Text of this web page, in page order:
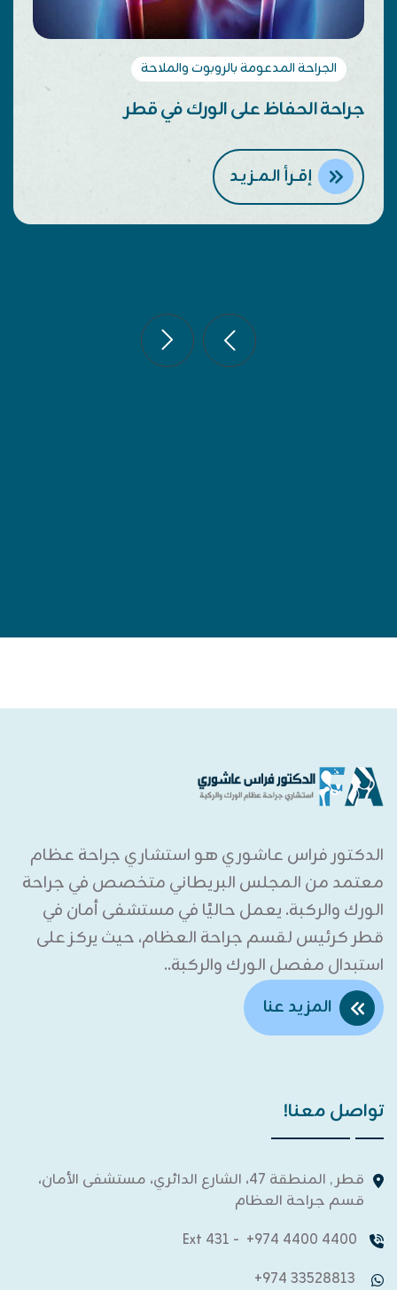
الجراحة المدعومة بالروبوت والملاحة
استبدال مفصل الورك في قطر
إقــرأ الـمــزيـد
الدكتور فراس عاشوري هو استشاري جراحة عظام
معتمد من المجلس البريطاني متخصص في جراحة
الورك والركبة. يعمل حاليًا في مستشفى أمان في
قطر كرئيس لقسم جراحة العظام، حيث يركز على
استبدال مفصل الورك والركبة..
المزيد عنا
تواصل معنا!
قطر , المنطقة 47، الشارع الدائري، مستشفى الأمان،
قسم جراحة العظام
4400 4400 974+
- Ext 431